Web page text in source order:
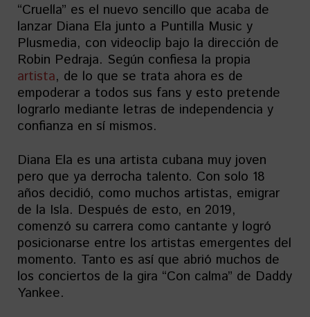
“Cruella” es el nuevo sencillo que acaba de
lanzar Diana Ela junto a Puntilla Music y
Plusmedia, con videoclip bajo la dirección de
Robin Pedraja. Según confiesa la propia
artista, de lo que se trata ahora es de
empoderar a todos sus fans y esto pretende
lograrlo mediante letras de independencia y
confianza en sí mismos.
Diana Ela es una artista cubana muy joven
pero que ya derrocha talento. Con solo 18
años decidió, como muchos artistas, emigrar
de la Isla. Después de esto, en 2019,
comenzó su carrera como cantante y logró
posicionarse entre los artistas emergentes del
momento. Tanto es así que abrió muchos de
los conciertos de la gira “Con calma” de Daddy
Yankee.